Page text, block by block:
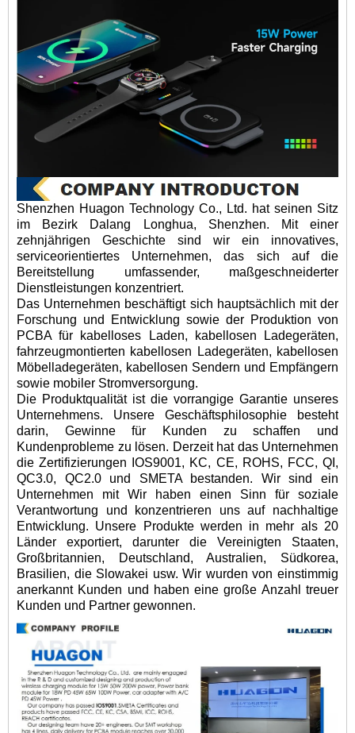
Shenzhen Huagon Technology Co., Ltd. hat seinen Sitz
im Bezirk Dalang Longhua, Shenzhen. Mit einer
zehnjährigen Geschichte sind wir ein innovatives,
serviceorientiertes Unternehmen, das sich auf die
Bereitstellung umfassender, maßgeschneiderter
Dienstleistungen konzentriert.
Das Unternehmen beschäftigt sich hauptsächlich mit der
Forschung und Entwicklung sowie der Produktion von
PCBA für kabelloses Laden, kabellosen Ladegeräten,
fahrzeugmontierten kabellosen Ladegeräten, kabellosen
Möbelladegeräten, kabellosen Sendern und Empfängern
sowie mobiler Stromversorgung.
Die Produktqualität ist die vorrangige Garantie unseres
Unternehmens. Unsere Geschäftsphilosophie besteht
darin, Gewinne für Kunden zu schaffen und
Kundenprobleme zu lösen. Derzeit hat das Unternehmen
die Zertifizierungen IOS9001, KC, CE, ROHS, FCC, QI,
QC3.0, QC2.0 und SMETA bestanden. Wir sind ein
Unternehmen mit Wir haben einen Sinn für soziale
Verantwortung und konzentrieren uns auf nachhaltige
Entwicklung. Unsere Produkte werden in mehr als 20
Länder exportiert, darunter die Vereinigten Staaten,
Großbritannien, Deutschland, Australien, Südkorea,
Brasilien, die Slowakei usw. Wir wurden von einstimmig
anerkannt Kunden und haben eine große Anzahl treuer
Kunden und Partner gewonnen.